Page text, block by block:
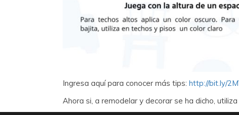
Ingresa aquí para conocer más tips:http://bit.ly/
Ahora si, a remodelar y decorar se ha dicho,